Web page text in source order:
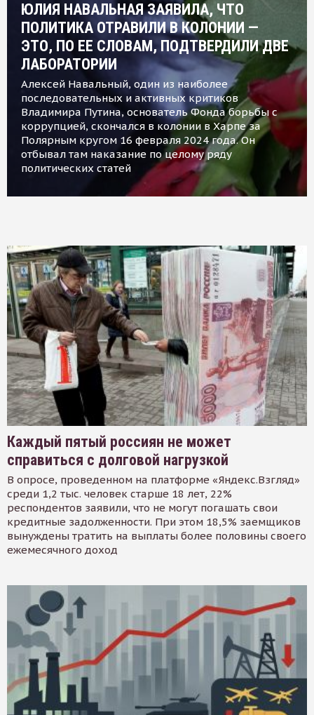
ЮЛИЯ НАВАЛЬНАЯ ЗАЯВИЛА, ЧТО
ПОЛИТИКА ОТРАВИЛИ В КОЛОНИИ —
ЭТО, ПО ЕЕ СЛОВАМ, ПОДТВЕРДИЛИ ДВЕ
ЛАБОРАТОРИИ
Алексей Навальный, один из наиболее
последовательных и активных критиков
Владимира Путина, основатель Фонда борьбы с
коррупцией, скончался в колонии в Харпе за
Полярным кругом 16 февраля 2024 года. Он
отбывал там наказание по целому ряду
политических статей
Каждый пятый россиян не может
справиться с долговой нагрузкой
В опросе, проведенном на платформе «Яндекс.Взгляд»
среди 1,2 тыс. человек старше 18 лет, 22%
респондентов заявили, что не могут погашать свои
кредитные задолженности. При этом 18,5% заемщиков
вынуждены тратить на выплаты более половины своего
ежемесячного доход